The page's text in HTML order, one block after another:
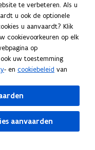
probeer opnieuw
op
te verbeteren. Als u
u ook de optionele
u aanvaardt? Klik
cookievoorkeuren op elk
op
uw toestemming
- en cookiebeleid van
aanvaarden